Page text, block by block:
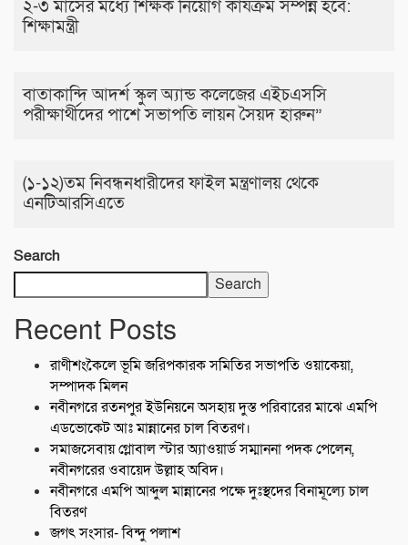
২-৩ মাসের মধ্যে শিক্ষক নিয়োগ কার্যক্রম সম্পন্ন হবে:
শিক্ষামন্ত্রী
বাতাকান্দি আদর্শ স্কুল অ্যান্ড কলেজের এইচএসসি
পরীক্ষার্থীদের পাশে সভাপতি লায়ন সৈয়দ হারুন”
(১-১২)তম নিবন্ধনধারীদের ফাইল মন্ত্রণালয় থেকে
এনটিআরসিএতে
Search
Search
Recent Posts
রাণীশংকৈলে ভূমি জরিপকারক সমিতির সভাপতি ওয়াকেয়া,
সম্পাদক মিলন
নবীনগরে রতনপুর ইউনিয়নে অসহায় দুস্ত পরিবারের মাঝে এমপি
এডভোকেট আঃ মান্নানের চাল বিতরণ।
সমাজসেবায় গ্লোবাল স্টার অ্যাওয়ার্ড সম্মাননা পদক পেলেন,
নবীনগরের ওবায়েদ উল্লাহ অবিদ।
নবীনগরে এমপি আব্দুল মান্নানের পক্ষে দুঃস্থদের বিনামূল্যে চাল
বিতরণ
জগৎ সংসার- বিন্দু পলাশ